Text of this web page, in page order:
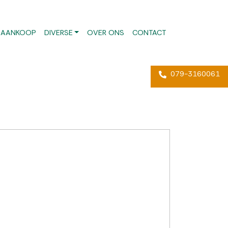
AANKOOP DIVERSE OVER ONS CONTACT
079-3160061